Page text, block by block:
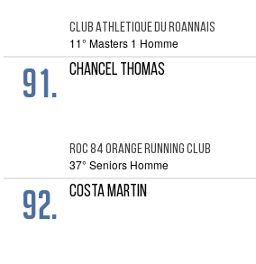
CLUB ATHLETIQUE DU ROANNAIS
11° Masters 1 Homme
91. CHANCEL THOMAS
ROC 84 ORANGE RUNNING CLUB
37° Seniors Homme
92. COSTA MARTIN